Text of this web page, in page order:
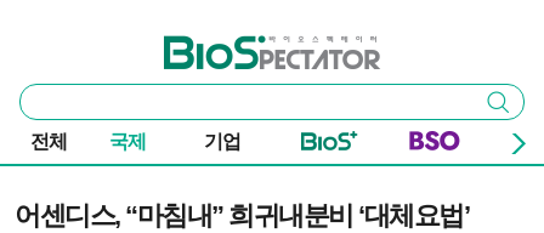
바이오스펙테이터
통
합
검
색
검색
전체 국제 기업
어센디스, “마침내” 희귀내분비 ‘대체요법’